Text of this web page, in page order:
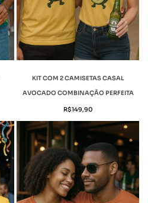
KIT COM 2 CAMISETAS CASAL
AVOCADO COMBINAÇÃO PERFEITA
R$149,90